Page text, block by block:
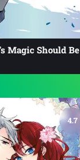
Magic Should Be
4.7